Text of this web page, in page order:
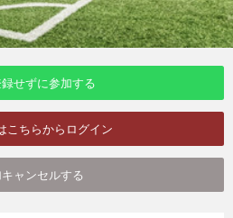
せずに参加する
こちらからログイン
ャンセルする